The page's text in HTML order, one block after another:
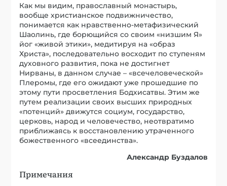
Как мы видим, православный монастырь,
вообще христианское подвижничество,
понимается как нравственно-метафизический
Шаолинь, где борющийся со своим «низшим Я»
йог «живой этики», медитируя на «образ
Христа», последовательно восходит по ступеням
духовного развития, пока не достигнет
Нирваны, в данном случае – «всечеловеческой»
Плеромы, где его ожидают уже прошедшие по
этому пути просветления Бодхисатвы. Этим же
путем реализации своих высших природных
«потенций» движутся социум, государство,
церковь, народ и человечество, неотвратимо
приближаясь к восстановлению утраченного
божественного «всеединства».
Александр Буздалов
Примечания